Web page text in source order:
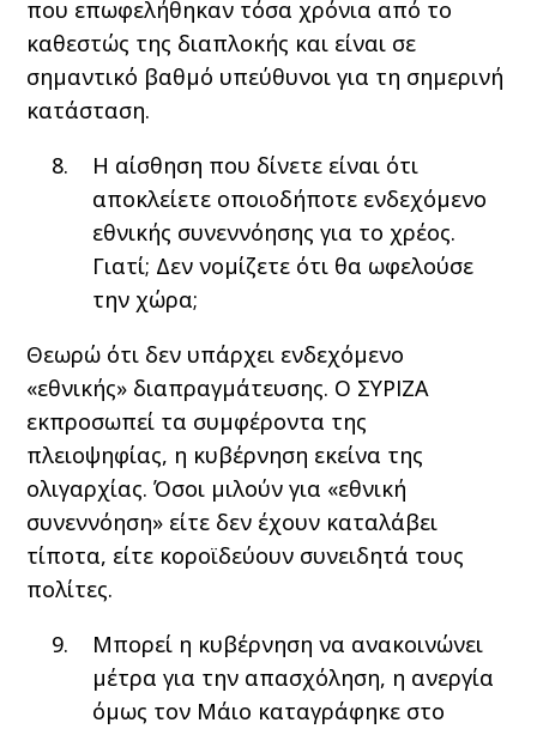
που επωφελήθηκαν τόσα χρόνια από το
καθεστώς της διαπλοκής και είναι σε
σημαντικό βαθμό υπεύθυνοι για τη σημερινή
κατάσταση.
Η αίσθηση που δίνετε είναι ότι
αποκλείετε οποιοδήποτε ενδεχόμενο
εθνικής συνεννόησης για το χρέος.
Γιατί; Δεν νομίζετε ότι θα ωφελούσε
την χώρα;
Θεωρώ ότι δεν υπάρχει ενδεχόμενο
«εθνικής» διαπραγμάτευσης. Ο ΣΥΡΙΖΑ
εκπροσωπεί τα συμφέροντα της
πλειοψηφίας, η κυβέρνηση εκείνα της
ολιγαρχίας. Όσοι μιλούν για «εθνική
συνεννόηση» είτε δεν έχουν καταλάβει
τίποτα, είτε κοροϊδεύουν συνειδητά τους
πολίτες.
Μπορεί η κυβέρνηση να ανακοινώνει
μέτρα για την απασχόληση, η ανεργία
όμως τον Μάιο καταγράφηκε στο